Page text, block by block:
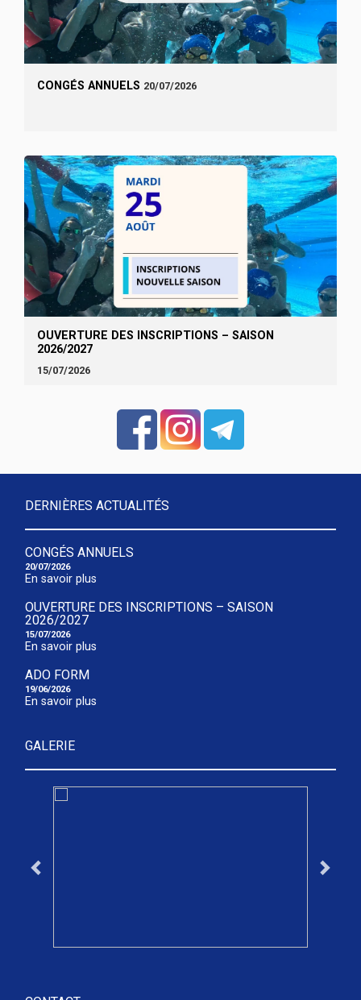
CONGÉS ANNUELS 20/07/2026
OUVERTURE DES INSCRIPTIONS – SAISON
2026/2027
15/07/2026
DERNIÈRES ACTUALITÉS
CONGÉS ANNUELS
20/07/2026
En savoir plus
OUVERTURE DES INSCRIPTIONS – SAISON
2026/2027
15/07/2026
En savoir plus
ADO FORM
19/06/2026
En savoir plus
GALERIE